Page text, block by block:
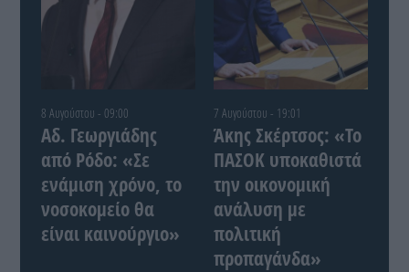
8 Αυγούστου - 09:00
Αδ. Γεωργιάδης
από Ρόδο: «Σε
ενάμιση χρόνο, το
νοσοκομείο θα
είναι καινούργιο»
7 Αυγούστου - 19:01
Άκης Σκέρτσος: «Το
ΠΑΣΟΚ υποκαθιστά
την οικονομική
ανάλυση με
πολιτική
προπαγάνδα»